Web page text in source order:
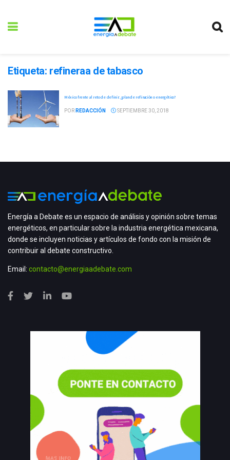
Etiqueta: refinera­a de tabasco
México frente al reto de definir: ¿plan de refinación o energético?
POR REDACCIÓN SEPTIEMBRE 30, 2018
Energía a Debate es un espacio de análisis y opinión sobre temas
energéticos, en particular sobre la industria energética mexicana,
donde se incluyen noticias y artículos de fondo con la misión de
contribuir al debate constructivo.
Email: contacto@energiaadebate.com